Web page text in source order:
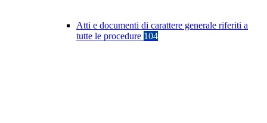
Atti e documenti di carattere generale riferiti a
tutte le procedure 104